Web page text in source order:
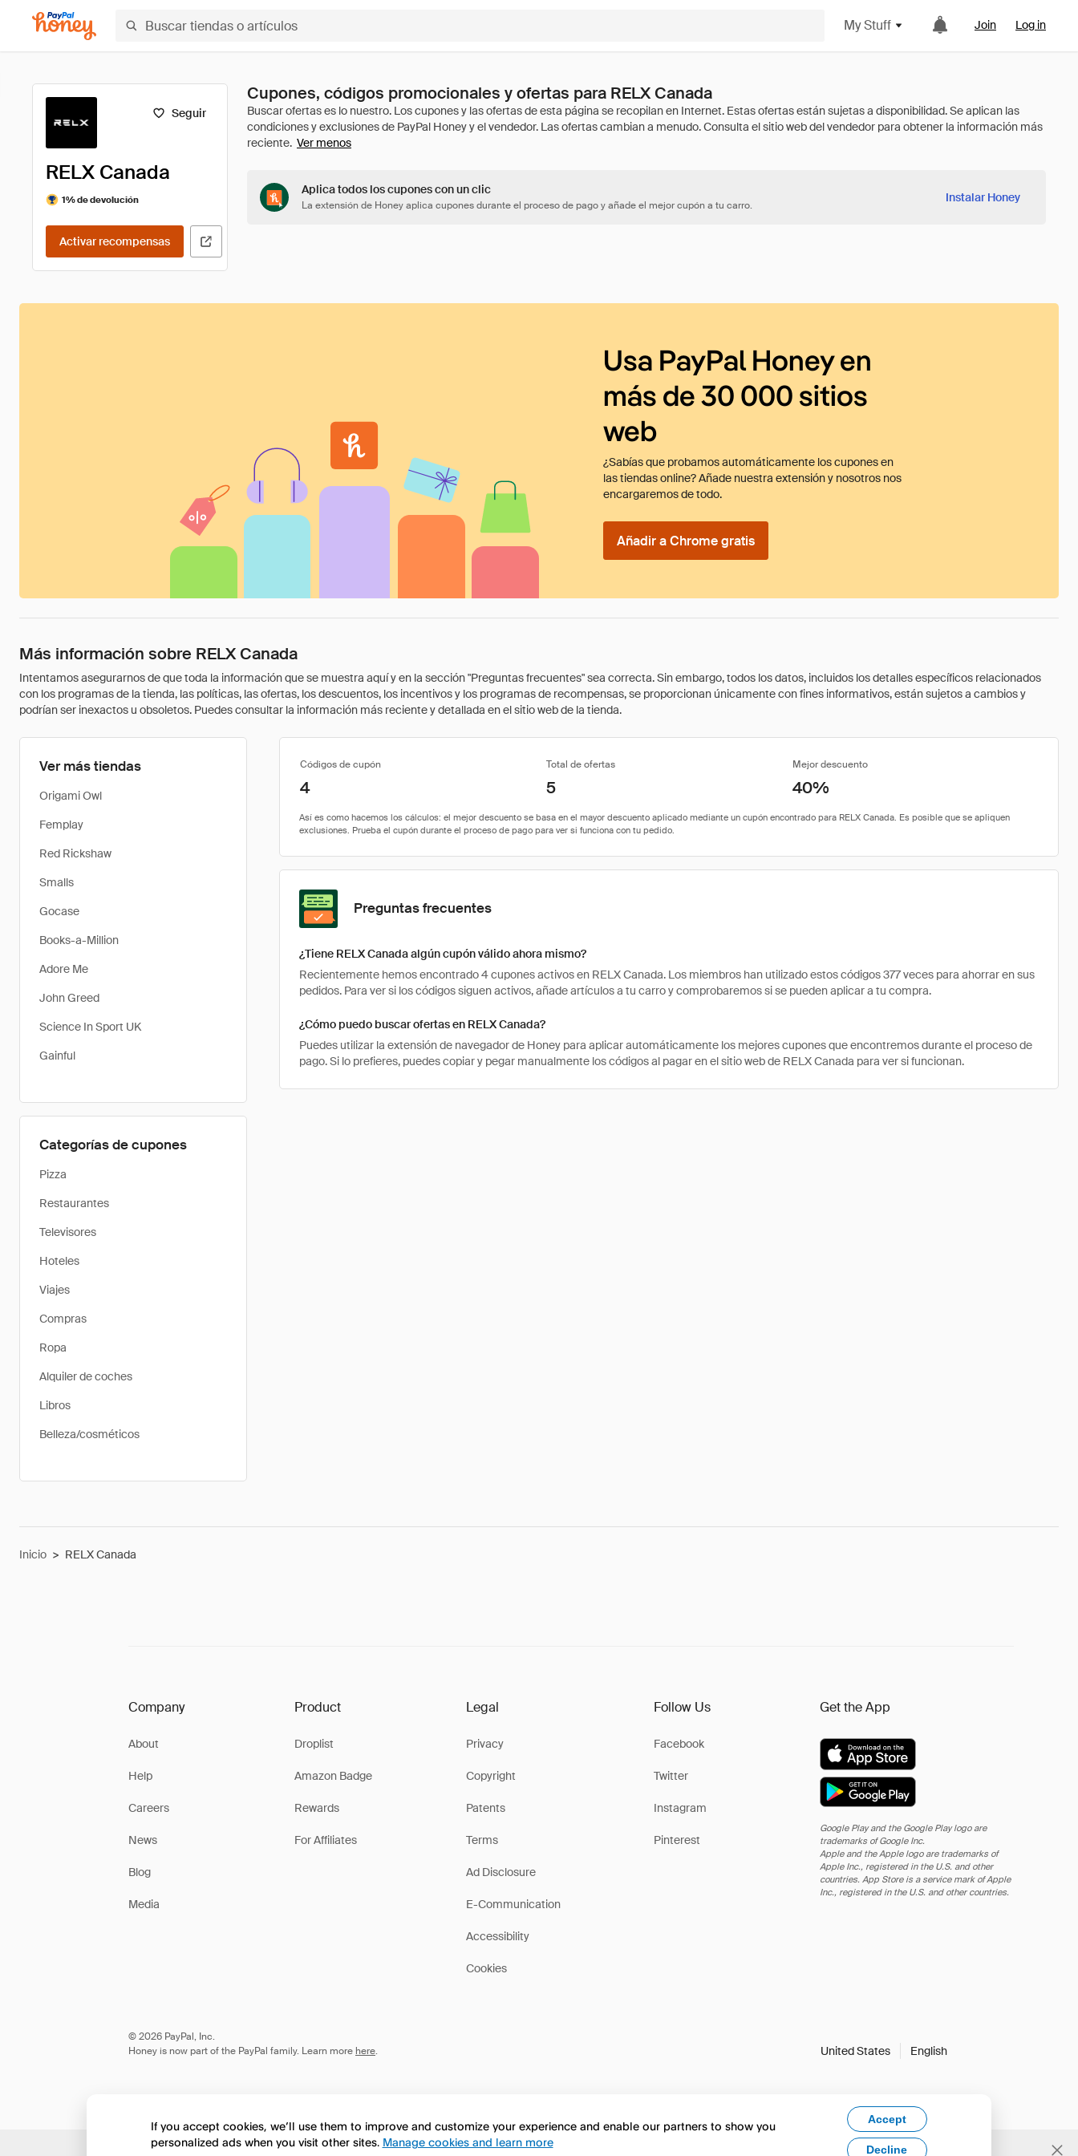
My Stuff Join Log in
Seguir
RELX Canada
1% de devolución
Activar recompensas
Cupones, códigos promocionales y ofertas para RELX Canada
Ver menos
Aplica todos los cupones con un clic
La extensión de Honey aplica cupones durante el proceso de pago y añade el mejor cupón a tu carro.
Instalar Honey
Usa PayPal Honey en
más de 30 000 sitios
web
¿Sabías que probamos automáticamente los cupones en
las tiendas online? Añade nuestra extensión y nosotros nos
encargaremos de todo.
Añadir a Chrome gratis
Más información sobre RELX Canada
Intentamos asegurarnos de que toda la información que se muestra aquí y en la sección "Preguntas frecuentes" sea correcta. Sin embargo, todos los datos, incluidos los detalles específicos relacionados
con los programas de la tienda, las políticas, las ofertas, los descuentos, los incentivos y los programas de recompensas, se proporcionan únicamente con fines informativos, están sujetos a cambios y
podrían ser inexactos u obsoletos. Puedes consultar la información más reciente y detallada en el sitio web de la tienda.
Ver más tiendas
Origami Owl
Femplay
Red Rickshaw
Smalls
Gocase
Books-a-Million
Adore Me
John Greed
Science In Sport UK
Gainful
Categorías de cupones
Pizza
Restaurantes
Televisores
Hoteles
Viajes
Compras
Ropa
Alquiler de coches
Libros
Belleza/cosméticos
Códigos de cupón Total de ofertas Mejor descuento
4 5 40%
Preguntas frecuentes
¿Tiene RELX Canada algún cupón válido ahora mismo?
Recientemente hemos encontrado 4 cupones activos en RELX Canada. Los miembros han utilizado estos códigos 377 veces para ahorrar en sus
pedidos. Para ver si los códigos siguen activos, añade artículos a tu carro y comprobaremos si se pueden aplicar a tu compra.
¿Cómo puedo buscar ofertas en RELX Canada?
Puedes utilizar la extensión de navegador de Honey para aplicar automáticamente los mejores cupones que encontremos durante el proceso de
pago. Si lo prefieres, puedes copiar y pegar manualmente los códigos al pagar en el sitio web de RELX Canada para ver si funcionan.
Inicio > RELX Canada
Company
About
Help
Careers
News
Blog
Media
Product
Droplist
Amazon Badge
Rewards
For Affiliates
Legal
Privacy
Copyright
Patents
Terms
Ad Disclosure
E-Communication
Accessibility
Cookies
Follow Us
Facebook
Twitter
Instagram
Pinterest
Get the App
Google Play and the Google Play logo are
trademarks of Google Inc.
Apple and the Apple logo are trademarks of
Apple Inc., registered in the U.S. and other
countries. App Store is a service mark of Apple
Inc., registered in the U.S. and other countries.
© 2026 PayPal, Inc.
Honey is now part of the PayPal family. Learn more here. United States English
If you accept cookies, we’ll use them to improve and customize your experience and enable our partners to show you
personalized ads when you visit other sites. Manage cookies and learn more
Accept
Decline